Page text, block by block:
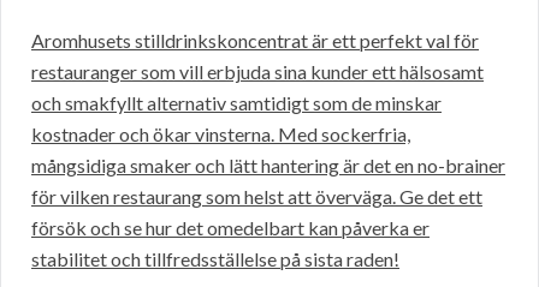
Aromhusets stilldrinkskoncentrat är ett perfekt val för
restauranger som vill erbjuda sina kunder ett hälsosamt
och smakfyllt alternativ samtidigt som de minskar
kostnader och ökar vinsterna. Med sockerfria,
mångsidiga smaker och lätt hantering är det en no-brainer
för vilken restaurang som helst att överväga. Ge det ett
försök och se hur det omedelbart kan påverka er
stabilitet och tillfredsställelse på sista raden!